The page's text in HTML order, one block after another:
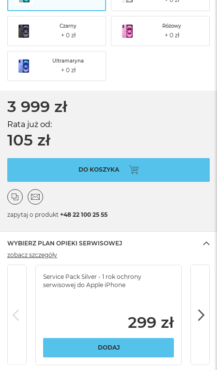
Czarny Różowy
Ultramaryna
3 999 zł
Rata już od:
105 zł
DO KOSZYKA
zapytaj o produkt +48 22 100 25 55
WYBIERZ PLAN OPIEKI SERWISOWEJ
Service Pack Silver - 1 rok ochrony
serwisowej do Apple iPhone
299 zł
DODAJ
zobacz szczegóły